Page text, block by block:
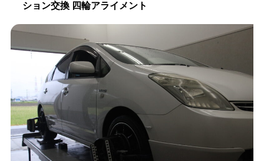
ション交換 四輪アライメント